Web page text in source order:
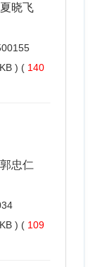
晓飞
) ( 140
忠仁
) ( 109